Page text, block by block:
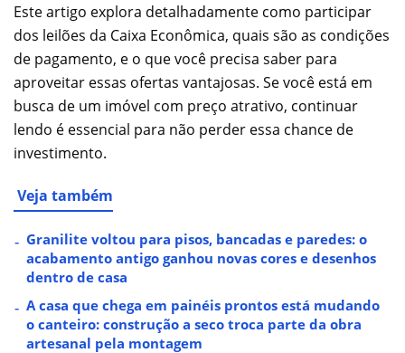
Este artigo explora detalhadamente como participar
dos leilões da Caixa Econômica, quais são as condições
de pagamento, e o que você precisa saber para
aproveitar essas ofertas vantajosas. Se você está em
busca de um imóvel com preço atrativo, continuar
lendo é essencial para não perder essa chance de
investimento.
Veja também
Granilite voltou para pisos, bancadas e paredes: o
acabamento antigo ganhou novas cores e desenhos
dentro de casa
A casa que chega em painéis prontos está mudando
o canteiro: construção a seco troca parte da obra
artesanal pela montagem